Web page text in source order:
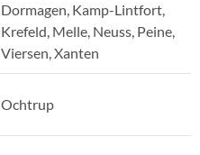
Dormagen, Kamp-Lintfort,
Krefeld, Melle, Neuss, Peine,
Viersen, Xanten
Ochtrup